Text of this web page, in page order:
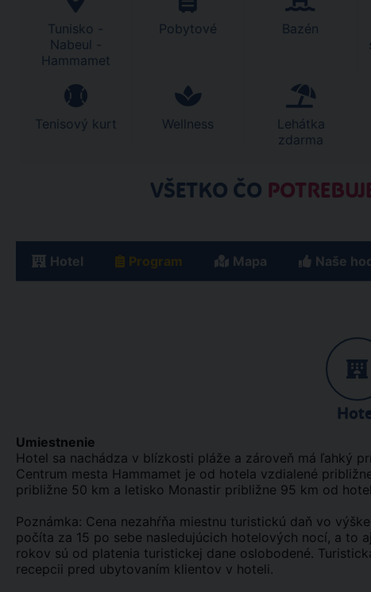
Tunisko -
Nabeul -
Hammamet
Pobytové Bazén
Tenisový kurt Wellness
Lehátka
zdarma
VŠETKO ČO
Hotel Program Mapa Naše
Umiestnenie
Hotel sa nachádza v blízkosti pláže a zároveň má ľahký
Centrum mesta Hammamet je od hotela vzdialené
približne 50 km a letisko Monastir približne 95 km od
Poznámka: Cena nezahŕňa miestnu turistickú daň vo
počíta za 15 po sebe nasledujúcich hotelových nocí, a to
rokov sú od platenia turistickej dane oslobodené.
recepcii pred ubytovaním klientov v hoteli.